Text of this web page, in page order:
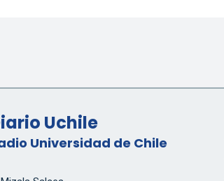
Uchile
Universidad de Chile